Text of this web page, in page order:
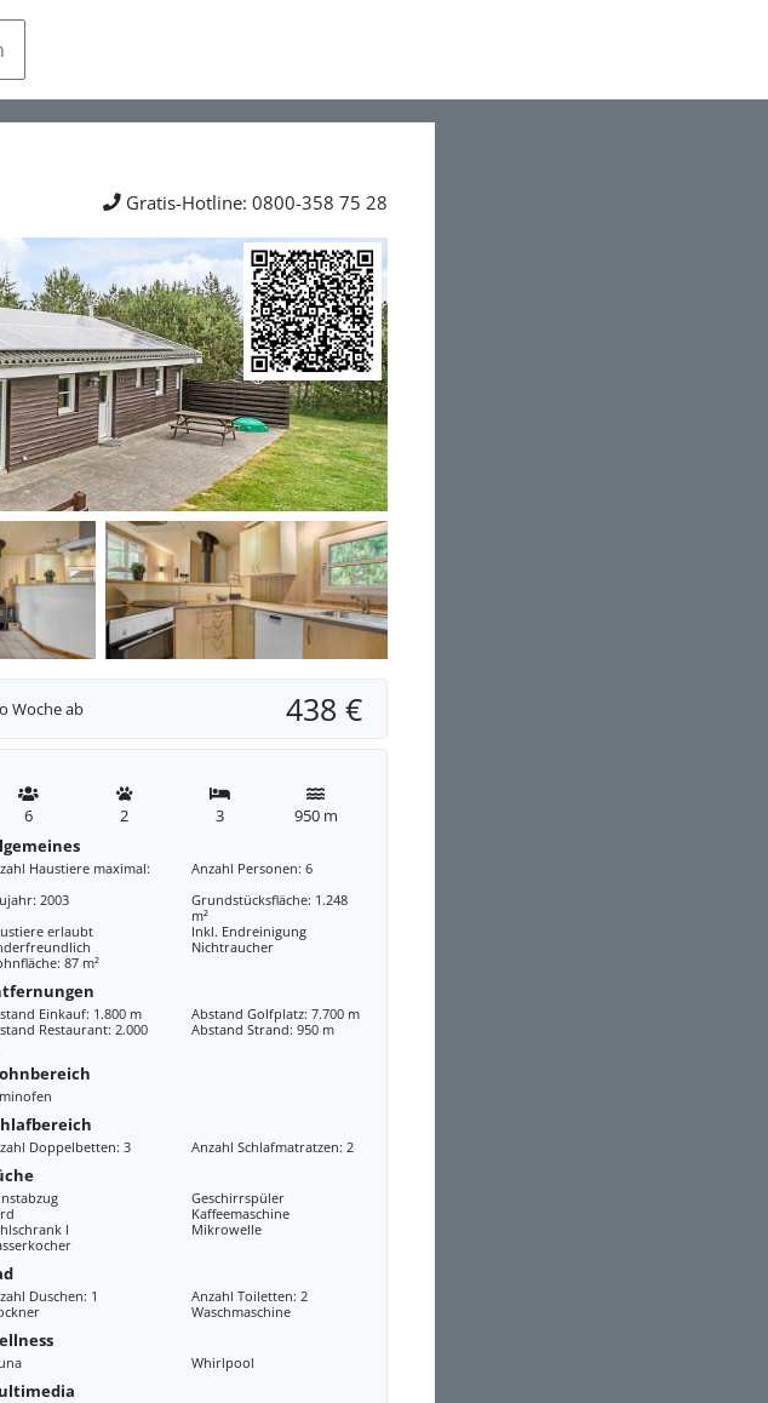
Gratis-Hotline: 0800-358 75 28
Woche ab 438 €
6 2 3
950 m
Haustiere maximal:
Anzahl Personen: 6
2003
Grundstücksfläche: 1.248
m²
erlaubt
Inkl. Endreinigung
Nichtraucher
87 m²
Einkauf: 1.800 m
Abstand Golfplatz: 7.700 m
Restaurant: 2.000
Abstand Strand: 950 m
Doppelbetten: 3 Anzahl Schlafmatratzen: 2
Geschirrspüler
Kaffeemaschine
l
Mikrowelle
Duschen: 1
Anzahl Toiletten: 2
Waschmaschine
Whirlpool